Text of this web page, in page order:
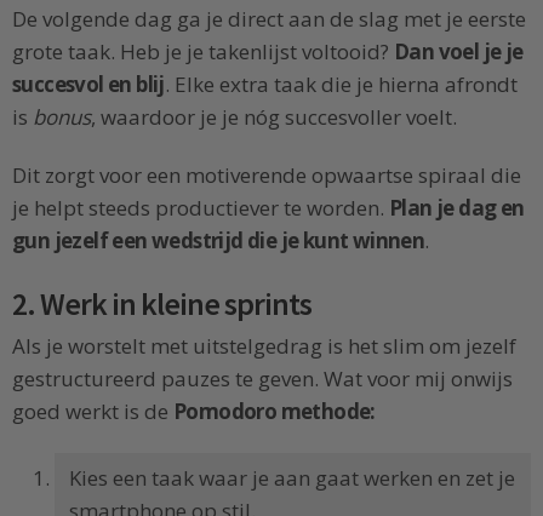
De volgende dag ga je direct aan de slag met je eerste
grote taak. Heb je je takenlijst voltooid? Dan voel je je
succesvol en blij. Elke extra taak die je hierna afrondt
is bonus, waardoor je je nóg succesvoller voelt.
Dit zorgt voor een motiverende opwaartse spiraal die
je helpt steeds productiever te worden. Plan je dag en
gun jezelf een wedstrijd die je kunt winnen.
2. Werk in kleine sprints
Als je worstelt met uitstelgedrag is het slim om jezelf
gestructureerd pauzes te geven. Wat voor mij onwijs
goed werkt is de Pomodoro methode:
Kies een taak waar je aan gaat werken en zet je